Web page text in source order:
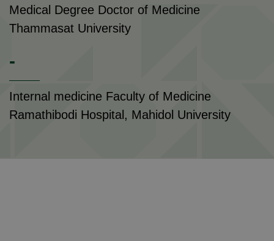
Medical Degree Doctor of Medicine
Thammasat University
-
Internal medicine Faculty of Medicine
Ramathibodi Hospital, Mahidol University